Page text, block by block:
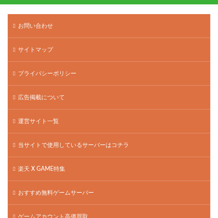
お問い合わせ
サイトマップ
プライバシーポリシー
広告掲載について
運営サイト一覧
当サイトで使用しているサーバーはコチラ
楽天 X GAME特集
おすすめ無料ゲームサーバー
ゲームアカウント高価買取